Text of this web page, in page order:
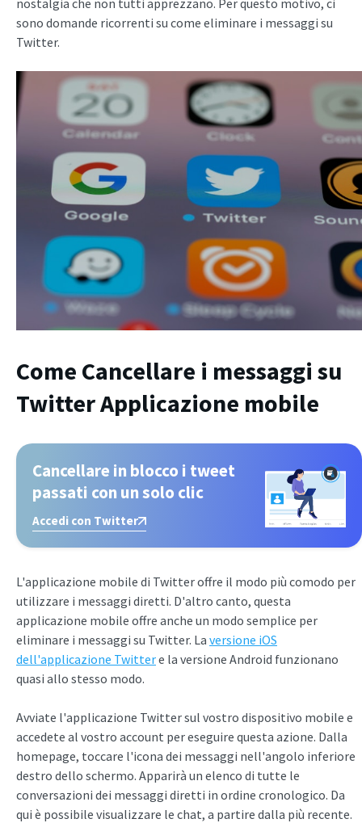
nostalgia che non tutti apprezzano. Per questo motivo, ci
sono domande ricorrenti su come eliminare i messaggi su
Twitter.
Come Cancellare i messaggi su
TwitterApplicazione mobile
Cancellare in blocco i tweet
passati con un solo clic
Accedi con Twitter
L'applicazione mobile di Twitter offre il modo più comodo per
utilizzare i messaggi diretti. D'altro canto, questa
applicazione mobile offre anche un modo semplice per
eliminare i messaggi su Twitter. La versione iOS
dell'applicazione Twittere la versione Android funzionano
quasi allo stesso modo.
Avviate l'applicazione Twitter sul vostro dispositivo mobile e
accedete al vostro account per eseguire questa azione. Dalla
homepage, toccare l'icona dei messaggi nell'angolo inferiore
destro dello schermo. Apparirà un elenco di tutte le
conversazioni dei messaggi diretti in ordine cronologico. Da
qui è possibile visualizzare le chat, a partire dalla più recente.